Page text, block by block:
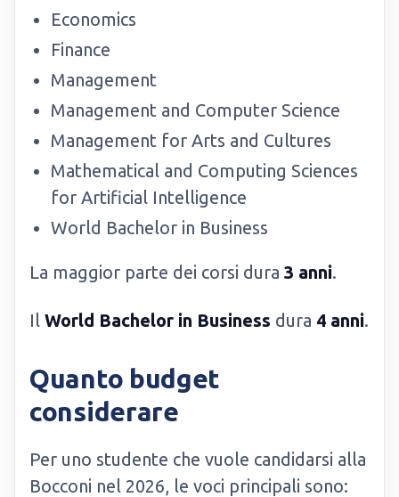
Economics
Finance
Management
Management and Computer Science
Management for Arts and Cultures
Mathematical and Computing Sciences
for Artificial Intelligence
World Bachelor in Business
La maggior parte dei corsi dura 3 anni.
Il World Bachelor in Business dura 4 anni.
Quanto budget
considerare
Per uno studente che vuole candidarsi alla
Bocconi nel 2026, le voci principali sono: